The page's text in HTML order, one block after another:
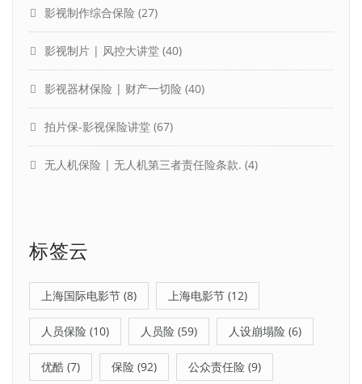
影视制作综合保险 (27)
影视制片 | 风控大讲堂 (40)
影视器材保险 | 财产一切险 (40)
拍片保-影视保险讲堂 (67)
无人机保险 | 无人机第三者责任险条款. (4)
标签云
上海国际电影节 (8) 上海电影节 (12)
人员保险 (10) 人员险 (59) 人设崩塌险 (6)
优酷 (7) 保险 (92) 公众责任险 (9)